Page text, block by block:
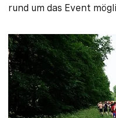
rund um das Event